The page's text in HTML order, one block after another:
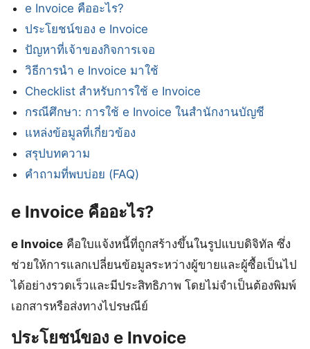
e Invoice คืออะไร?
ประโยชน์ของ e Invoice
ปัญหาที่เจ้าของกิจการเจอ
วิธีการนำ e Invoice มาใช้
Checklist สำหรับการใช้ e Invoice
กรณีศึกษา: การใช้ e Invoice ในสำนักงานบัญชี
แหล่งข้อมูลที่เกี่ยวข้อง
สรุปบทความ
คำถามที่พบบ่อย (FAQ)
e Invoice คืออะไร?
e Invoice คือใบแจ้งหนี้ที่ถูกสร้างขึ้นในรูปแบบดิจิทัล ซึ่ง
ช่วยให้การแลกเปลี่ยนข้อมูลระหว่างผู้ขายและผู้ซื้อเป็นไป
ได้อย่างรวดเร็วและมีประสิทธิภาพ โดยไม่จำเป็นต้องพิมพ์
เอกสารหรือส่งทางไปรษณีย์
ประโยชน์ของ e Invoice